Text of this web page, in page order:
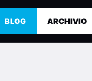
BLOG ARCHIVIO